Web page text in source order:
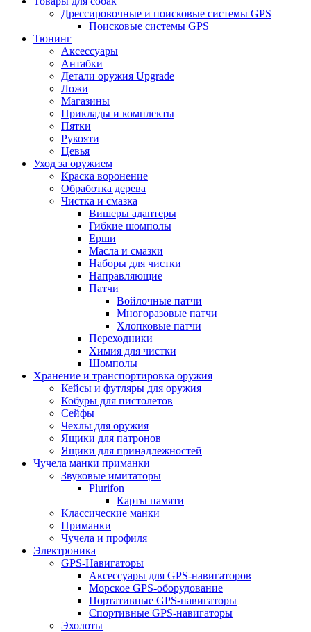
Дрессировочные и поисковые системы GPS
Поисковые системы GPS
Тюнинг
Аксессуары
Антабки
Детали оружия Upgrade
Ложи
Магазины
Приклады и комплекты
Пятки
Рукояти
Цевья
Уход за оружием
Краска воронение
Обработка дерева
Чистка и смазка
Вишеры адаптеры
Гибкие шомполы
Ерши
Масла и смазки
Наборы для чистки
Направляющие
Патчи
Войлочные патчи
Многоразовые патчи
Хлопковые патчи
Переходники
Химия для чистки
Шомполы
Хранение и транспортировка оружия
Кейсы и футляры для оружия
Кобуры для пистолетов
Сейфы
Чехлы для оружия
Ящики для патронов
Ящики для принадлежностей
Чучела манки приманки
Звуковые имитаторы
Plurifon
Карты памяти
Классические манки
Приманки
Чучела и профиля
Электроника
GPS-Навигаторы
Аксессуары для GPS-навигаторов
Морское GPS-оборудование
Портативные GPS-навигаторы
Спортивные GPS-навигаторы
Эхолоты